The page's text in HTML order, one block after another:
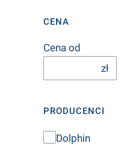
CENA
Cena od
zł
PRODUCENCI
Producenci
Dolphin